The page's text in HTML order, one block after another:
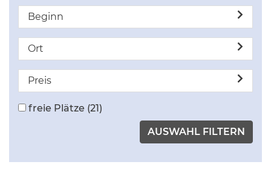
Beginn
Ort
Preis
freie Plätze (21)